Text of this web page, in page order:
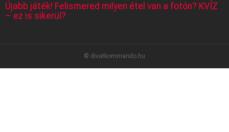
Újabb játék! Felismered milyen étel van a fotón? KVÍZ
– ez is sikerül?
© divatkommando.hu